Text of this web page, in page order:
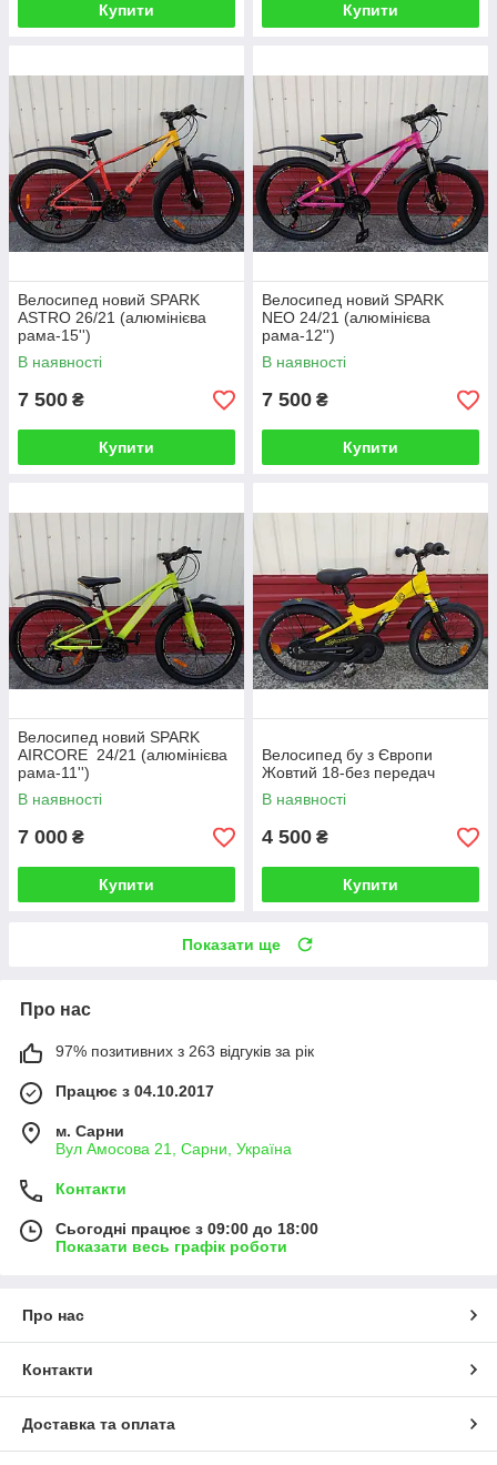
Купити Купити
Велосипед новий SPARK
ASTRO 26/21 (алюмінієва
рама-15'')
В наявності
7 500 ₴
Купити
Велосипед новий SPARK
NEO 24/21 (алюмінієва
рама-12'')
В наявності
7 500 ₴
Купити
Велосипед новий SPARK
AIRCORE 24/21 (алюмінієва
рама-11'')
В наявності
7 000 ₴
Купити
Велосипед бу з Європи
Жовтий 18-без передач
В наявності
4 500 ₴
Купити
Показати ще
Про нас
97% позитивних з 263 відгуків за рік
Працює з 04.10.2017
м. Сарни
Вул Амосова 21, Сарни, Україна
Контакти
Сьогодні працює з 09:00 до 18:00
Показати весь графік роботи
Про нас
Контакти
Доставка та оплата